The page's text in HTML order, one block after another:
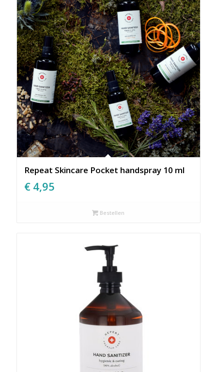
Repeat Skincare Pocket handspray 10 ml
€ 4,95
Bestellen